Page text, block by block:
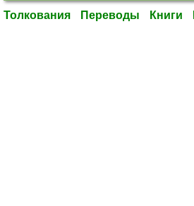
Толкования Переводы Книги